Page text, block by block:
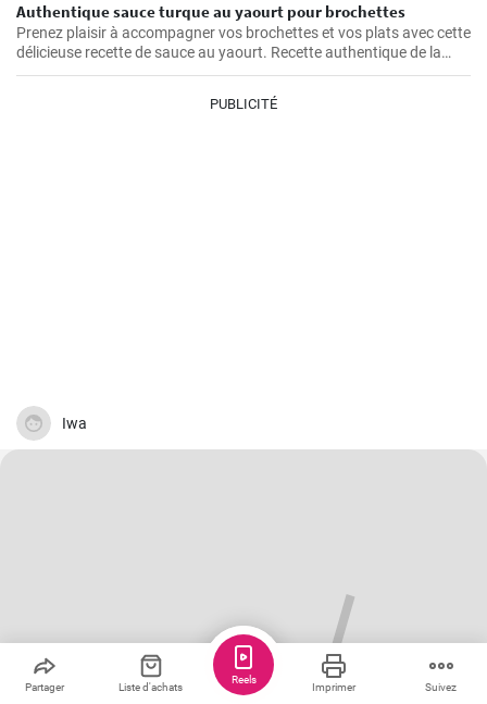
Authentique sauce turque au yaourt pour brochettes
Prenez plaisir à accompagner vos brochettes et vos plats avec cette
délicieuse recette de sauce au yaourt. Recette authentique de la
cuisine turque.
PUBLICITÉ
Iwa
Partager Liste d'achats Imprimer Suivez
Reels